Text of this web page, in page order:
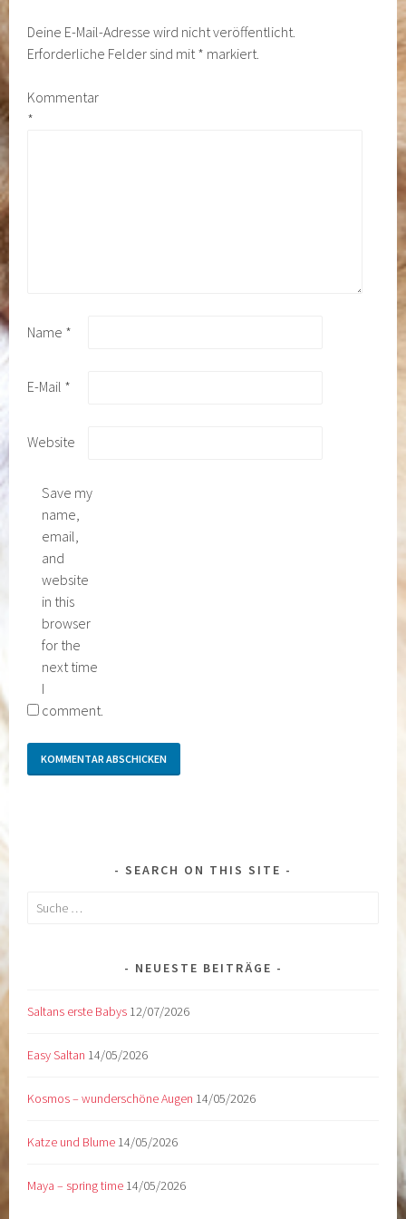
Deine E-Mail-Adresse wird nicht veröffentlicht.
Erforderliche Felder sind mit * markiert.
Kommentar
*
Name *
E-Mail *
Website
Save my
name,
email,
and
website
in this
browser
for the
next time
I
comment.
SEARCH ON THIS SITE
Suche
NEUESTE BEITRÄGE
Saltans erste Babys 12/07/2026
Easy Saltan 14/05/2026
Kosmos – wunderschöne Augen 14/05/2026
Katze und Blume 14/05/2026
Maya – spring time 14/05/2026